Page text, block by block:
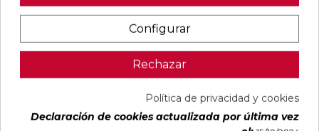
ALAPLANA
94107701
22,87 €
OIKOS GOLD
77485413
Geotiles
35,15 €
OIKOS BLUE
PULIDO
Ref:
77485414
PVP
35,15 €
EMPORIO
93201622
PVP
40,54 €
/m²
(IVA
Configurar
Rechazar
Política de privacidad y cookies
Declaración de cookies actualizada por última vez